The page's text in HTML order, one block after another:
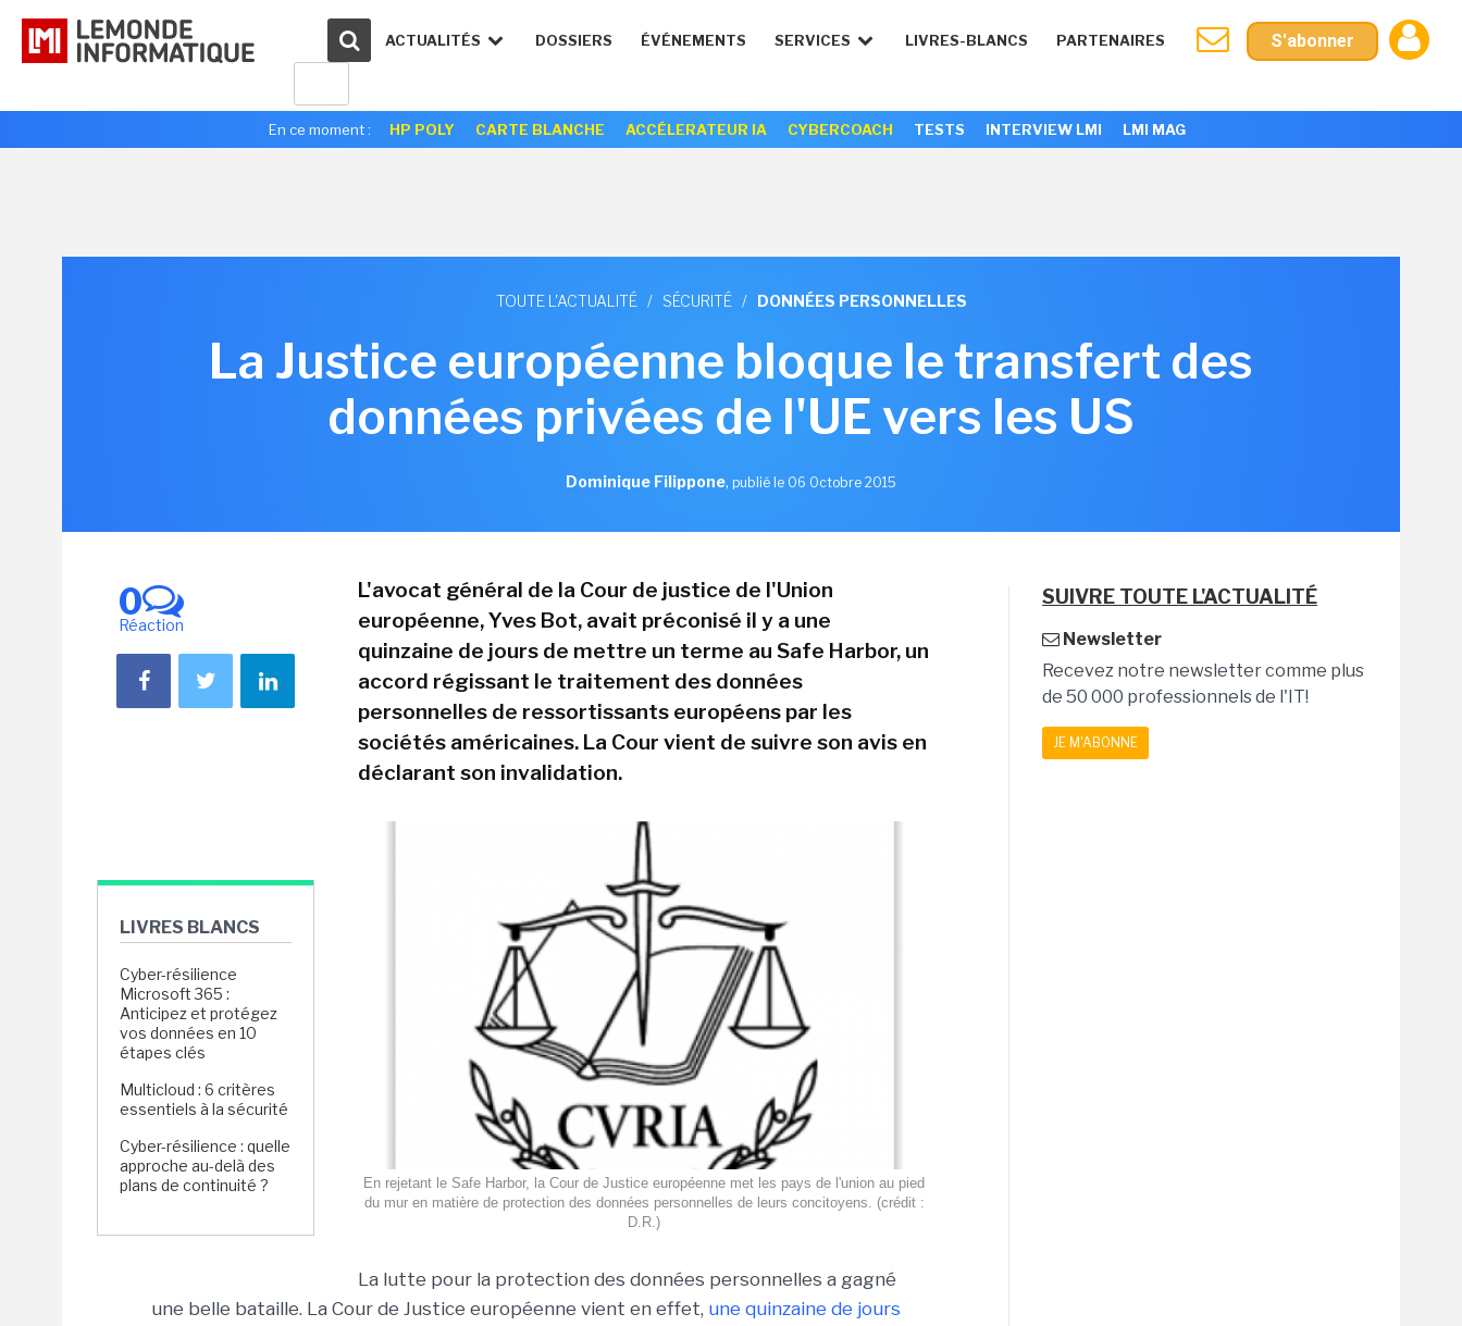
ACTUALITÉS DOSSIERS ÉVÉNEMENTS SERVICES LIVRES-BLANCS PARTENAIRES S'abonner
En ce moment : HP POLY CARTE BLANCHE ACCÉLERATEUR IA CYBERCOACH TESTS INTERVIEW LMI LMI MAG
TOUTE L'ACTUALITÉ / SÉCURITÉ / DONNÉES PERSONNELLES
La Justice européenne bloque le transfert des
données privées de l'UE vers les US
Dominique Filippone, publié le 06 Octobre 2015
0
Réaction
LIVRES BLANCS
Cyber-résilience
Microsoft 365 :
Anticipez et protégez
vos données en 10
étapes clés
Multicloud : 6 critères
essentiels à la sécurité
Cyber-résilience : quelle
approche au-delà des
plans de continuité ?
L'avocat général de la Cour de justice de l'Union
européenne, Yves Bot, avait préconisé il y a une
quinzaine de jours de mettre un terme au Safe Harbor, un
accord régissant le traitement des données
personnelles de ressortissants européens par les
sociétés américaines. La Cour vient de suivre son avis en
déclarant son invalidation.
En rejetant le Safe Harbor, la Cour de Justice européenne met les pays de l'union au pied
du mur en matière de protection des données personnelles de leurs concitoyens. (crédit :
D.R.)
La lutte pour la protection des données personnelles a gagné
une belle bataille. La Cour de Justice européenne vient en effet, une quinzaine de jours
SUIVRE TOUTE L'ACTUALITÉ
Newsletter
Recevez notre newsletter comme plus
de 50 000 professionnels de l'IT!
JE M'ABONNE